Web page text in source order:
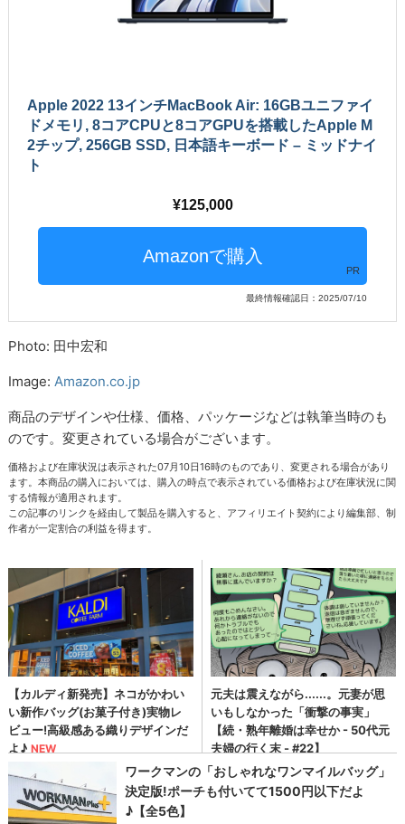
Apple 2022 13インチMacBook Air: 16GBユニファイ
ドメモリ, 8コアCPUと8コアGPUを搭載したApple M
2チップ, 256GB SSD, 日本語キーボード – ミッドナイ
ト
125,000
PR
最終情報確認日：2025/07/10
Photo: 田中宏和
Image:Amazon.co.jp
商品のデザインや仕様、価格、パッケージなどは執筆当時のも
のです。変更されている場合がございます。
価格および在庫状況は表示された07月10日16時のものであり、変更される場合があり
ます。本商品の購入においては、購入の時点で表示されている価格および在庫状況に関
する情報が適用されます。
この記事のリンクを経由して製品を購入すると、アフィリエイト契約により編集部、制
作者が一定割合の利益を得ます。